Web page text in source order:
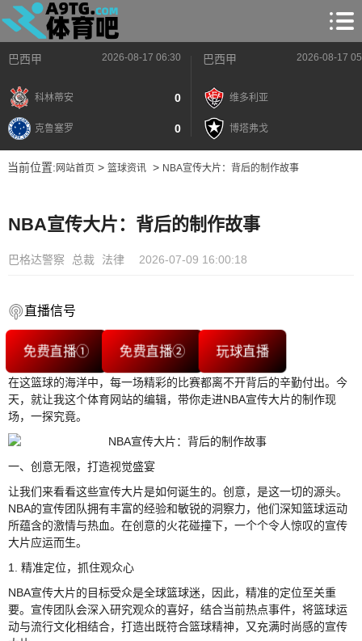
巴西甲 2026-08-17 06:30
科林蒂安 0
克鲁塞罗 0
巴西甲 2026-08-17
维多利亚
博塔弗戈
当前位置: 网站首页> 篮球资讯> NBA宣传大片：背后的制作故事
NBA宣传大片：背后的制作故事
巴格达警察 总裁 法律 2026-07-09 16:00:18
直播信号
免费直播① 免费直播② 玩球直播
在这篮球的海洋中，每一场精彩的比赛都离不开背后的辛勤付出。今
天，就让我这个体育网站的编辑，带你走进NBA宣传大片的制作现
场，一探究竟。
一、创意无限，打造视觉盛宴
让我们来看看这些宣传大片是如何诞生的。创意，是这一切的源头。
NBA的宣传团队拥有丰富的经验和敏锐的洞察力，他们深知篮球运动
所蕴含的激情与热血。在创意的火花碰撞下，一个个令人惊叹的宣传
大片应运而生。
1. 精准定位，抓住观众心
NBA宣传大片的目标受众是全球篮球迷，因此，精准的定位至关重
要。宣传团队会深入研究观众的喜好，结合当前热点事件，将篮球运
动与流行文化相结合，打造出既符合篮球精神，又充满时尚感的宣传